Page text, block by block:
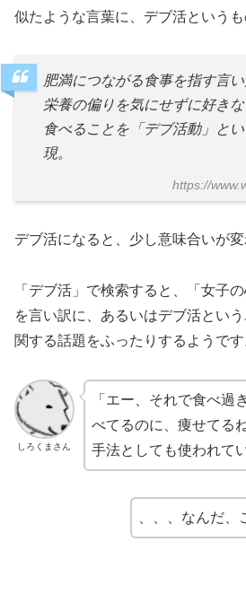
似たような言葉に、デブ活というも
肥満につながる食事を指す言
栄養の偏りを気にせずに好き
食べることを「デブ活動」と
現。
https://
デブ活になると、少し意味合いが変
「デブ活」で検索すると、「女子
を言い訳に、あるいはデブ活とい
関する話題をふったりするようです
しろくまさん
「エー、それで食べ過
べてるのに、痩せてる
手法としても使われて
、、、なんだ、